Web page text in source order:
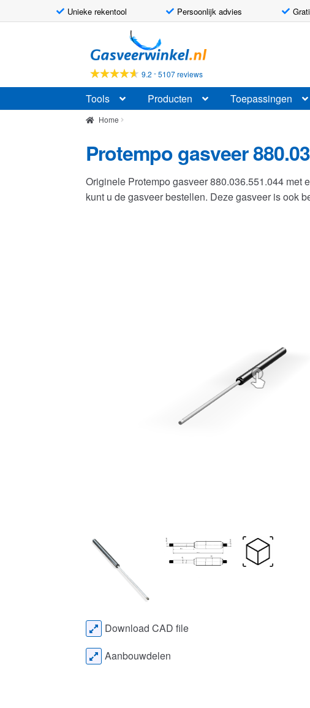
Unieke rekentool Persoonlijk advies
door
naar
navigatie
naar
de
inhoud
9.2 -5107 reviews
Tools Producten Toepassingen
Home
Protempo gasveer
Originele Protempo gasveer 880.036.551.044 met
kunt u de gasveer bestellen. Deze gasveer is ook
Download CAD file
Aanbouwdelen